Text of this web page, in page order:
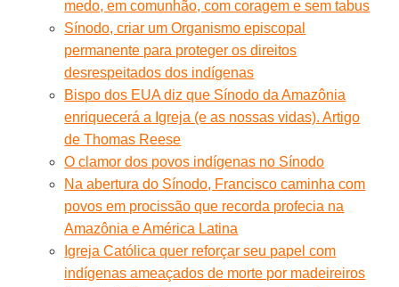
medo, em comunhão, com coragem e sem tabus
Sínodo, criar um Organismo episcopal
permanente para proteger os direitos
desrespeitados dos indígenas
Bispo dos EUA diz que Sínodo da Amazônia
enriquecerá a Igreja (e as nossas vidas). Artigo
de Thomas Reese
O clamor dos povos indígenas no Sínodo
Na abertura do Sínodo, Francisco caminha com
povos em procissão que recorda profecia na
Amazônia e América Latina
Igreja Católica quer reforçar seu papel com
indígenas ameaçados de morte por madeireiros